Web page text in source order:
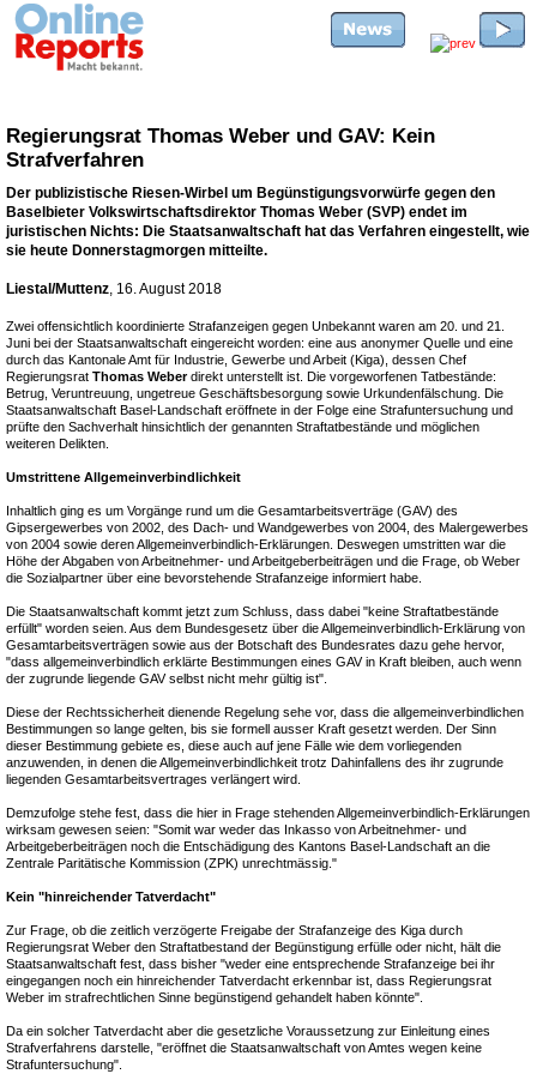
Regierungsrat Thomas Weber und GAV: Kein
Strafverfahren
Der publizistische Riesen-Wirbel um Begünstigungsvorwürfe gegen den
Baselbieter Volkswirtschaftsdirektor Thomas Weber (SVP) endet im
juristischen Nichts: Die Staatsanwaltschaft hat das Verfahren eingestellt, wie
sie heute Donnerstagmorgen mitteilte.
Liestal/Muttenz, 16. August 2018
Zwei offensichtlich koordinierte Strafanzeigen gegen Unbekannt waren am 20. und 21.
Juni bei der Staatsanwaltschaft eingereicht worden: eine aus anonymer Quelle und eine
durch das Kantonale Amt für Industrie, Gewerbe und Arbeit (Kiga), dessen Chef
Regierungsrat Thomas Weberdirekt unterstellt ist. Die vorgeworfenen Tatbestände:
Betrug, Veruntreuung, ungetreue Geschäftsbesorgung sowie Urkundenfälschung. Die
Staatsanwaltschaft Basel-Landschaft eröffnete in der Folge eine Strafuntersuchung und
prüfte den Sachverhalt hinsichtlich der genannten Straftatbestände und möglichen
weiteren Delikten.
Umstrittene Allgemeinverbindlichkeit
Inhaltlich ging es um Vorgänge rund um die Gesamtarbeitsverträge (GAV) des
Gipsergewerbes von 2002, des Dach- und Wandgewerbes von 2004, des Malergewerbes
von 2004 sowie deren Allgemeinverbindlich-Erklärungen. Deswegen umstritten war die
Höhe der Abgaben von Arbeitnehmer- und Arbeitgeberbeiträgen und die Frage, ob Weber
die Sozialpartner über eine bevorstehende Strafanzeige informiert habe.
Die Staatsanwaltschaft kommt jetzt zum Schluss, dass dabei "keine Straftatbestände
erfüllt" worden seien. Aus dem Bundesgesetz über die Allgemeinverbindlich-Erklärung von
Gesamtarbeitsverträgen sowie aus der Botschaft des Bundesrates dazu gehe hervor,
"dass allgemeinverbindlich erklärte Bestimmungen eines GAV in Kraft bleiben, auch wenn
der zugrunde liegende GAV selbst nicht mehr gültig ist".
Diese der Rechtssicherheit dienende Regelung sehe vor, dass die allgemeinverbindlichen
Bestimmungen so lange gelten, bis sie formell ausser Kraft gesetzt werden. Der Sinn
dieser Bestimmung gebiete es, diese auch auf jene Fälle wie dem vorliegenden
anzuwenden, in denen die Allgemeinverbindlichkeit trotz Dahinfallens des ihr zugrunde
liegenden Gesamtarbeitsvertrages verlängert wird.
Demzufolge stehe fest, dass die hier in Frage stehenden Allgemeinverbindlich-Erklärungen
wirksam gewesen seien: "Somit war weder das Inkasso von Arbeitnehmer- und
Arbeitgeberbeiträgen noch die Entschädigung des Kantons Basel-Landschaft an die
Zentrale Paritätische Kommission (ZPK) unrechtmässig."
Kein "hinreichender Tatverdacht"
Zur Frage, ob die zeitlich verzögerte Freigabe der Strafanzeige des Kiga durch
Regierungsrat Weber den Straftatbestand der Begünstigung erfülle oder nicht, hält die
Staatsanwaltschaft fest, dass bisher "weder eine entsprechende Strafanzeige bei ihr
eingegangen noch ein hinreichender Tatverdacht erkennbar ist, dass Regierungsrat
Weber im strafrechtlichen Sinne begünstigend gehandelt haben könnte".
Da ein solcher Tatverdacht aber die gesetzliche Voraussetzung zur Einleitung eines
Strafverfahrens darstelle, "eröffnet die Staatsanwaltschaft von Amtes wegen keine
Strafuntersuchung".